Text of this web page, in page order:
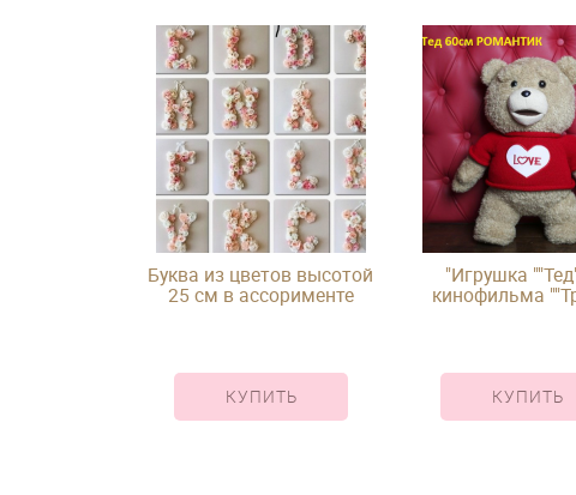
Буква из цветов высотой
25 см в ассорименте
КУПИТЬ
"Игрушка
кинофильма
КУПИТЬ